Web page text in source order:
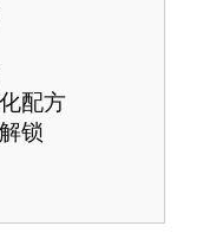
配方
锁